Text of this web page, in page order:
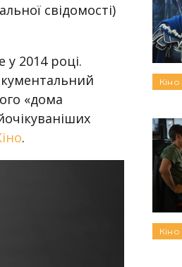
свідомості)
у 2014 році.
«дома
.
Кіно
Кіно